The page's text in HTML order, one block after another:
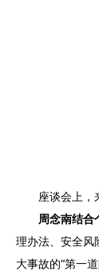
座谈会上
周念南结合
理办法、安
大事故的“第一道